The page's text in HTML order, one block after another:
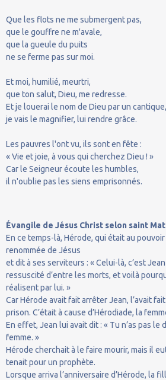
Que les flots ne me submergent pas,
que le gouffre ne m'avale,
que la gueule du puits
ne se ferme pas sur moi.
Et moi, humilié, meurtri,
que ton salut, Dieu, me redresse.
Et je louerai le nom de Dieu par un cantique,
je vais le magnifier, lui rendre grâce.
Les pauvres l'ont vu, ils sont en fête :
« Vie et joie, à vous qui cherchez Dieu ! »
Car le Seigneur écoute les humbles,
il n'oublie pas les siens emprisonnés.
Évangile de Jésus Christ selon saint
En ce temps-là, Hérode, qui était au
renommée de Jésus
et dit à ses serviteurs : « Celui-là, c’est
ressuscité d’entre les morts, et voilà
réalisent par lui. »
Car Hérode avait fait arrêter Jean, l’avait
prison. C’était à cause d’Hérodiade, la
En effet, Jean lui avait dit : « Tu n’as pas le
femme. »
Hérode cherchait à le faire mourir, mais il
tenait pour un prophète.
Lorsque arriva l’anniversaire d’Hérode, la